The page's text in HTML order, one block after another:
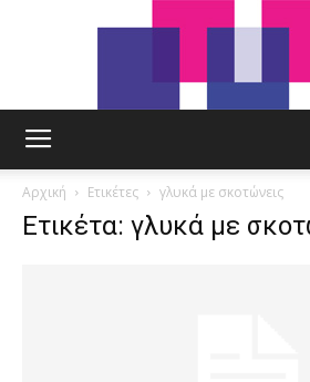
Αρχική Ετικέτες γλυκά με σκοτώνεις
Ετικέτα: γλυκά με